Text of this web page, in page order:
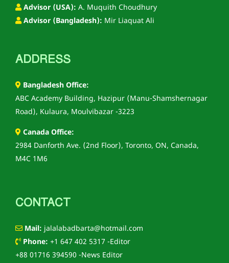
Advisor (USA): A. Muquith Choudhury
Advisor (Bangladesh): Mir Liaquat Ali
ADDRESS
Bangladesh Office:
ABC Academy Building, Hazipur (Manu-Shamshernagar
Road), Kulaura, Moulvibazar -3223
Canada Office:
2984 Danforth Ave. (2nd Floor), Toronto, ON, Canada,
M4C 1M6
CONTACT
Mail: jalalabadbarta@hotmail.com
Phone: +1 647 402 5317 -Editor
+88 01716 394590 -News Editor